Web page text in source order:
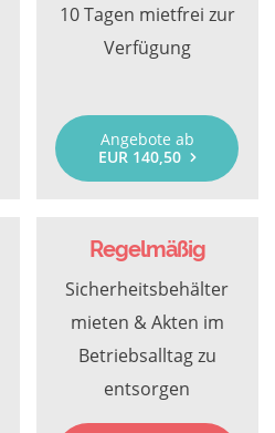
10 Tagen mietfrei zur
Verfügung
Angebote ab
EUR 140,50
Regelmäßig
Sicherheitsbehälter
mieten & Akten im
Betriebsalltag zu
entsorgen